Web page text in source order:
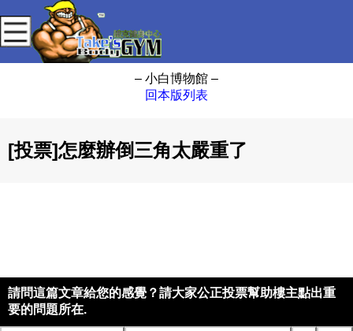
– 小白博物館 –
回本版列表
[投票]怎麼辦倒三角太嚴重了
請問這篇文章給您的感覺？請大家公正投票幫助樓主點出重
要的問題所在.